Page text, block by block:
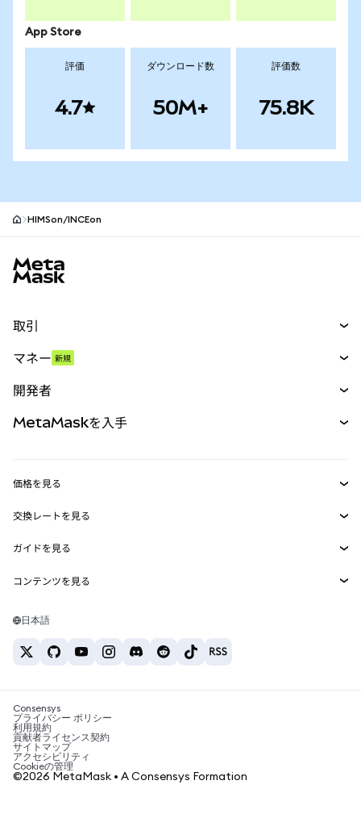
App Store
評価
4.7
ダウンロード数
50M+
評価数
75.8K
HIMSon/INCEon
取引
パーペチュアル
RWA
マネー 新規
開発者
MetaMask Connect
Snaps
Web3サービス
MetaMaskを入手
セキュリティ
サポート
キャリア
お問い合わせ
価格を見る
イーサリアムの価格
Solanaの価格
Tetherの価格
交換レートを見る
ETH→USD
USDT→INR
BTC→INR
ETH→USDT
ガイドを見る
ETHの購入
USDTの購入
SHIBの購入
BNBの購入
コンテンツを見る
Solanaウォレット
税制関連ニュース
暗号資産の購入方法は？
ビットコインを売るには？
日本語
Consensys
プライバシー ポリシー
利用規約
貢献者ライセンス契約
サイトマップ
アクセシビリティ
Cookieの管理
©2026 MetaMask • A Consensys Formation